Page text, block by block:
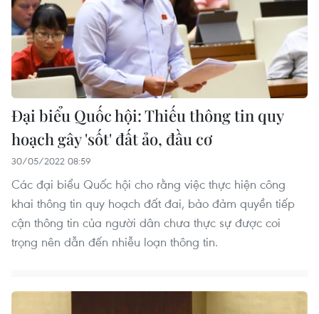
Đại biểu Quốc hội: Thiếu thông tin quy
hoạch gây 'sốt' đất ảo, đầu cơ
30/05/2022 08:59
Các đại biểu Quốc hội cho rằng việc thực hiện công
khai thông tin quy hoạch đất đai, bảo đảm quyền tiếp
cận thông tin của người dân chưa thực sự được coi
trọng nên dẫn đến nhiễu loạn thông tin.